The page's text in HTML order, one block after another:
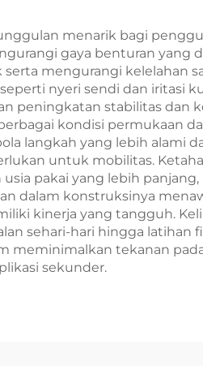
menarik bagi
gaya benturan yang
mengurangi kelelahan
nyeri sendi dan iritasi
peningkatan stabilitas dan
kondisi permukaan
langkah yang lebih alami
untuk mobilitas.
pakai yang lebih
dalam konstruksinya
kinerja yang tangguh.
sehari-hari hingga latihan
tekanan
sekunder.